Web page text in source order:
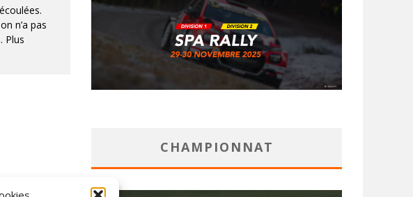
n’a pas
Plus
CHAMPIONNAT